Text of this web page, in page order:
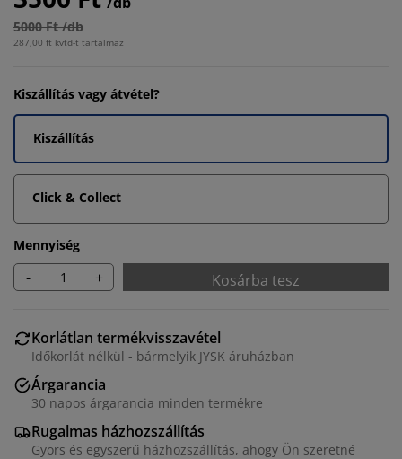
5000 Ft /db
287,00 ft kvtd-t tartalmaz
Kiszállítás vagy átvétel?
Kiszállítás
Click & Collect
Mennyiség
- + Kosárba tesz
Korlátlan termékvisszavétel
Időkorlát nélkül - bármelyik JYSK áruházban
Árgarancia
30 napos árgarancia minden termékre
Rugalmas házhozszállítás
Gyors és egyszerű házhozszállítás, ahogy Ön szeretné